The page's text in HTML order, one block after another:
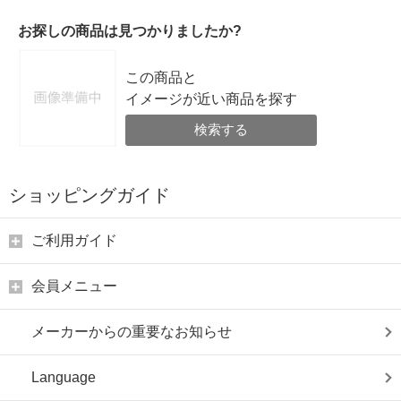
お探しの商品は見つかりましたか?
この商品と
イメージが近い商品を探す
検索する
ショッピングガイド
ご利用ガイド
会員メニュー
メーカーからの重要なお知らせ
Language